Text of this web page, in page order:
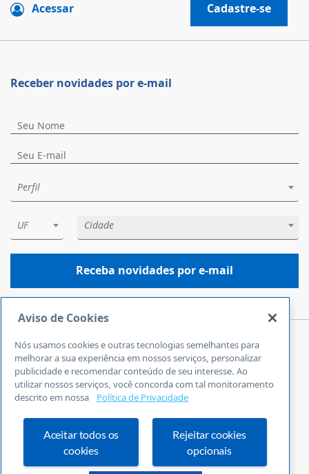
Acessar Cadastre-se
Central de Atendimento
0800 570 0800
24 horas por dia
Fale Conosco
Ouvidoria
Definições de cookies
Receber novidades por e-mail
Perfil
UF Cidade
Receba novidades por e-mail
Aviso de Cookies
Nós usamos cookies e outras tecnologias semelhantes para
melhorar a sua experiência em nossos serviços, personalizar
publicidade e recomendar conteúdo de seu interesse. Ao
utilizar nossos serviços, você concorda com tal monitoramento
descrito em nossa
Política de Privacidade
Aceitar todos os
cookies
Rejeitar cookies
opcionais